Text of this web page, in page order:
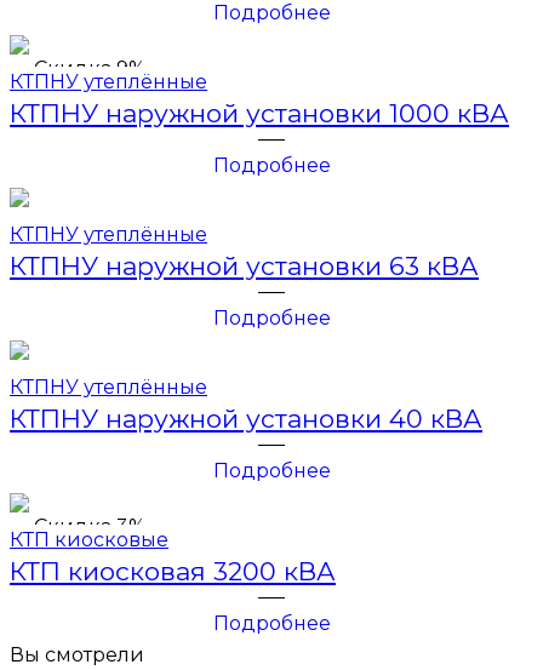
Подробнее
Скидка 9%
КТПНУ утеплённые
КТПНУ наружной установки 1000 кВА
Подробнее
КТПНУ утеплённые
КТПНУ наружной установки 63 кВА
Подробнее
КТПНУ утеплённые
КТПНУ наружной установки 40 кВА
Подробнее
Скидка 3%
КТП киосковые
КТП киосковая 3200 кВА
Подробнее
Вы смотрели